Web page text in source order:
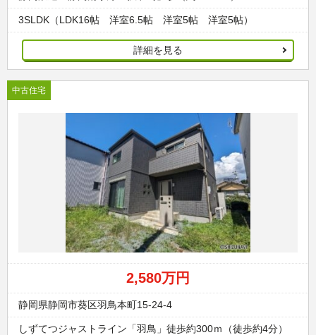
3SLDK（LDK16帖 洋室6.5帖 洋室5帖 洋室5帖）
詳細を見る
中古住宅
2,580万円
静岡県静岡市葵区羽鳥本町15-24-4
しずてつジャストライン「羽鳥」徒歩約300ｍ（徒歩約4分）